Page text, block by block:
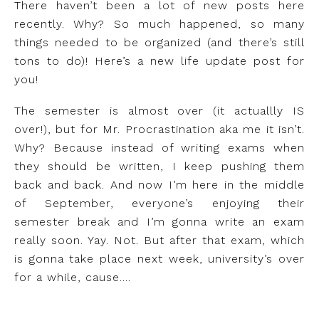
There haven’t been a lot of new posts here
recently. Why? So much happened, so many
things needed to be organized (and there’s still
tons to do)! Here’s a new life update post for
you!
The semester is almost over (it actuallly IS
over!), but for Mr. Procrastination aka me it isn’t.
Why? Because instead of writing exams when
they should be written, I keep pushing them
back and back. And now I’m here in the middle
of September, everyone’s enjoying their
semester break and I’m gonna write an exam
really soon. Yay. Not. But after that exam, which
is gonna take place next week, university’s over
for a while, cause….